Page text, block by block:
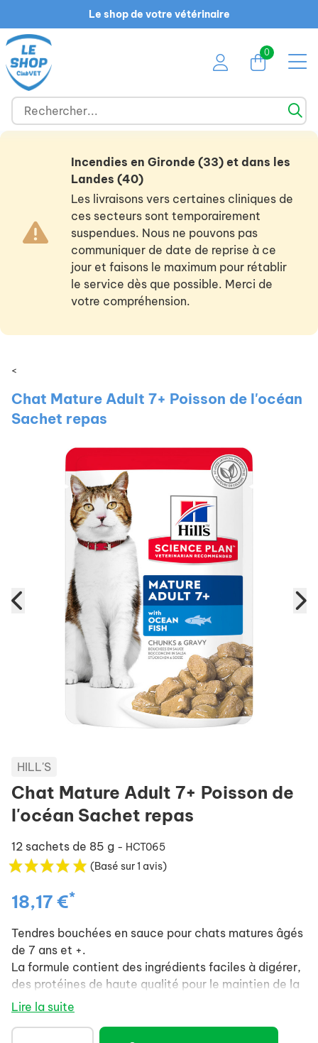
Le shop de votre vétérinaire
0
Incendies en Gironde (33) et dans les
Landes (40)
Les livraisons vers certaines cliniques de
ces secteurs sont temporairement
suspendues. Nous ne pouvons pas
communiquer de date de reprise à ce
jour et faisons le maximum pour rétablir
le service dès que possible. Merci de
votre compréhension.
<
Chat Mature Adult 7+ Poisson de l'océan
Sachet repas
HILL'S
Chat Mature Adult 7+ Poisson de
l'océan Sachet repas
12 sachets de 85 g - HCT065
(Basé sur 1 avis)
18,17 €*
Tendres bouchées en sauce pour chats matures âgés
de 7 ans et +.
La formule contient des ingrédients faciles à digérer,
des protéines de haute qualité pour le maintien de la
masse musculaire, de la taurine pour la santé
Lire la suite